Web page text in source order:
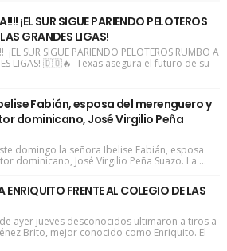
¡EL SUR SIGUE PARIENDO PELOTEROS
GRANDES LIGAS!
¡EL SUR SIGUE PARIENDO PELOTEROS RUMBO A
LIGAS! 🇩🇴🔥 Texas asegura el futuro de su
Fabián, esposa del merenguero y
dominicano, José Virgilio Peña
domingo la señora Ibelise Fabián, esposa
dominicano, José Virgilio Peña Suazo. La ...
ENRIQUITO FRENTE AL COLEGIO DE LAS
ayer jueves desconocidos ultimaron a tiros a
Brito, mejor conocido como Enriquito. El